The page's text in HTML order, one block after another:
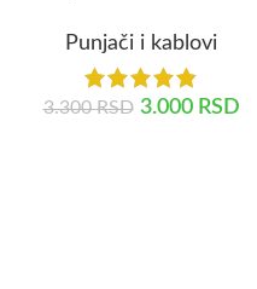
Punjači i kablovi
3.300RSD 3.000 RSD